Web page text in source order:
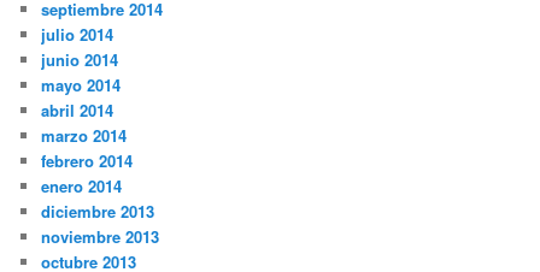
septiembre 2014
julio 2014
junio 2014
mayo 2014
abril 2014
marzo 2014
febrero 2014
enero 2014
diciembre 2013
noviembre 2013
octubre 2013